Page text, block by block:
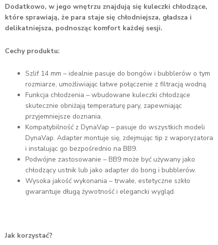
Dodatkowo, w jego wnętrzu znajdują się kuleczki chłodzące,
które sprawiają, że para staje się chłodniejsza, gładsza i
delikatniejsza, podnosząc komfort każdej sesji.
Cechy produktu:
Szlif 14 mm – idealnie pasuje do bongów i bubblerów o tym
rozmiarze, umożliwiając łatwe połączenie z filtracją wodną.
Funkcja chłodzenia – wbudowane kuleczki chłodzące
skutecznie obniżają temperaturę pary, zapewniając
przyjemniejsze doznania.
Kompatybilność z DynaVap – pasuje do wszystkich modeli
DynaVap. Adapter montuje się, zdejmując tip z waporyzatora
i instalując go bezpośrednio na BB9.
Podwójne zastosowanie – BB9 może być używany jako
chłodzący ustnik lub jako adapter do bong i bubblerów.
Wysoka jakość wykonania – trwałe, estetyczne szkło
gwarantuje długą żywotność i elegancki wygląd.
Jak korzystać?